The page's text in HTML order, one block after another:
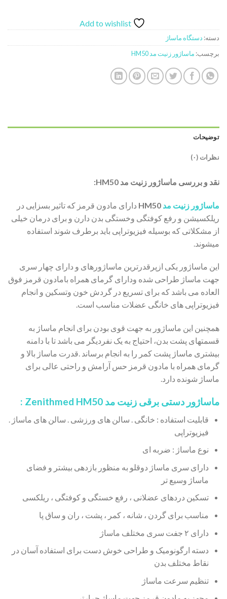
Add to wishlist
دسته: دستگاه ماساژ
برچسب: ماساژور زنیت مد HM50
توضیحات
نظرات (۰)
نقد و بررسی ماساژور زنیت مد HM50:
ماساژور زنیت مد
دارای مادون قرمز که تاثیر بسزایی در
ریلکسیشن و رفع کوفتگی وخستگی بدن دارن و برای درمان خیلی
از مشکلاتی که بوسیله فیزیوتراپی باید برطرف شوند استفاده
میشوند.
این ماساژور یکی ازپرقدرترین ماساژورهای و دارای چهار سری
جهت ماساژ طراحی شده ودارای گرمای همراه بامادون قرمز فوق
العاده می باشد که برای تسریع در گردش خون وتسکین و انجام
فیزیوتراپی های خانگی عضلات مناسب است.
همچنین این ماساژور به جهت قوی بودن برای انجام ماساژ به
قسمتهای پشت بدن، احتیاج به یک نفردیگر می باشد تا با دامنه
بیشتری ماساژ پشت کمر را به انجام برساند .قدرت ماساژ بالا و
گرمای همراه با مادون قرمز حس آرامش و راحتی عالی برای
ماساژ شونده دارد.
ماساژور دستی برقی زنیت مد Zenithmed HM50 :
قابلیت استفاده : خانگی . سالن های ورزشی . سالن های ماساژ .
فیزیوتراپی
نوع ماساژ : ضربه ای
دارای سری ماساژ دوقلو به منظور بازدهی بیشتر و فضای
ماساژ وسیع تر
تسکین دردهای عضلانی ، رفع خستگی و کوفتگی ، ریلکسی
مناسب برای گردن ، شانه ، کمر ، پشت ، ران و ساق پا
دارای ۲ جفت سری مختلف ماساژ
دسته ارگونومیک و طراحی خوش دست برای استفاده آسان در
نقاط مختلف بدن
تنظیم سرعت ماساژ